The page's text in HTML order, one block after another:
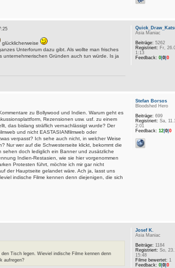
glücklicherweise
Unterforum dazu gibt. Als wollte man frisches
unternehmerischen Gründen auch tun würde. Is ja
Asia Maniac
Beiträge: 5262
Registriert: Fr,
1:13
Feedback: 0 0 0
zu Bollywood und Indien. Warum geht es
Rezensionen usw. usf. zu einem
das bislang sträflich vernachlässigt wurde? Der
und nicht EASTASIANfilmweb oder
verpasst? Ich sehe auch nicht, in welcher Weise
Nur wer auf die Schwesterseite klickt, bekommt die
doch lediglich ein Banner und zusätzliche
Indien-Restasien, wie sie hier vorgenommen
Protesten führt, möchte ich mir gar nicht
der Hauptseite gelandet wäre. Ach ja, lasst uns
indische Filme kennen denn diejenigen, die sich
Stefan Borsos
Bloodshed Hero
Beiträge: 699
Registriert: Sa,
2:01
Feedback: 12 0 0
Tisch legen. Wieviel indische Filme kennen denn
aufregen?
Josef K.
Asia Maniac
Beiträge: 1184
Registriert: So,
15:48
Filme bewertet: 1
Feedback: 0 0 0